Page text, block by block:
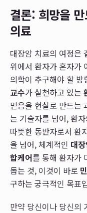
결론: 희망을
의료
대장암 치료의 여정은
위에서 환자가 혼자가
의학이 추구해야 할 방
교수가 실천하고 있는
믿음을 현실로 만드는
는 기술자를 넘어, 환
따뜻한 동반자로서 환
을 넘어, 체계적인 대
합케어를 통해 환자가
돕는 것, 이것이 바로
구하는 궁극적인 목표
만약 당신이나 당신의